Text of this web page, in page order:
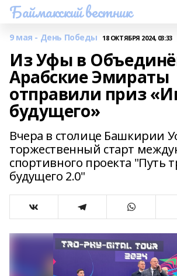
Баймакский вестник
9 мая - День Победы 18 ОКТЯБРЯ 2024, 03:33
Из Уфы в
Арабские Эмираты
отправили приз
будущего»
Вчера в столице Башкирии
торжественный старт
спортивного проекта "Путь
будущего 2.0"